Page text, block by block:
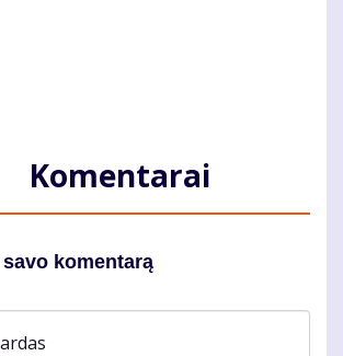
Komentarai
komentarą